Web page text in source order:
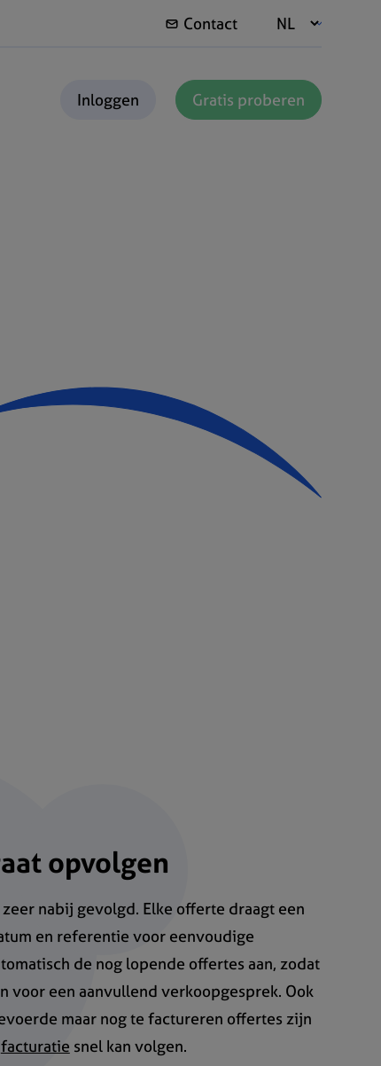
Contact
Inloggen Gratis proberen
opvolgen
nabij gevolgd. Elke offerte draagt een
en referentie voor eenvoudige
de nog lopende offertes aan, zodat
voor een aanvullend verkoopgesprek. Ook
maar nog te factureren offertes zijn
facturatie snel kan volgen.